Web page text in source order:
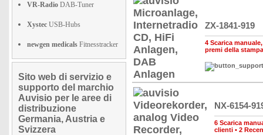
VR-Radio DAB-Tuner
Xystec USB-Hubs
newgen medicals Fitnesstracker
Sito web di servizio e
supporto del marchio
Auvisio per le aree di
distribuzione
Germania, Austria e
Svizzera
ZX-1841-919
4 Scarica
premi della stampa
NX-6154-
6 Scarica
clienti • 2